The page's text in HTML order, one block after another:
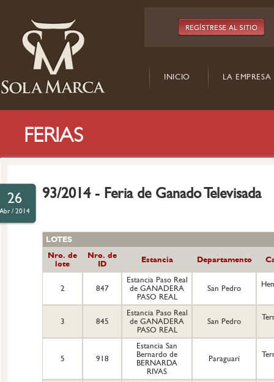
INICIO LA EMPRESA
FERIAS
26
Abr / 2014
93/2014 - Feria de Ganado Televisada
LOTES
Nro. de
lote
Nro. de
ID
Estancia Departamento
2 847
Estancia Paso Real
de GANADERA
PASO REAL
San Pedro
3 845
Estancia Paso Real
de GANADERA
PASO REAL
San Pedro
5 918
Estancia San
Bernardo de
BERNARDA
RIVAS
Paraguarí